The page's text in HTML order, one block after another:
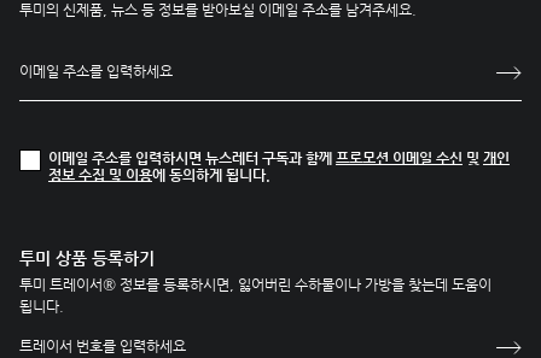
투미의 신제품, 뉴스 등 정보를 받아보실 이메일 주소를 남겨주세요.
이메일 주소를 입력하시면 뉴스레터 구독과 함께 프로모션 이메일 수신 및 개인
정보 수집 및 이용에 동의하게 됩니다.
투미 상품 등록하기
투미 트레이서® 정보를 등록하시면, 잃어버린 수하물이나 가방을 찾는데 도움이
됩니다.